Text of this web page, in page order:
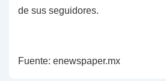
de sus seguidores.
Fuente: enewspaper.mx